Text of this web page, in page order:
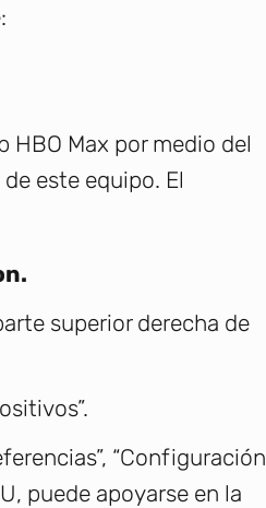
HBO Max por medio del
este equipo. El
superior derecha de
“Configuración
puede apoyarse en la